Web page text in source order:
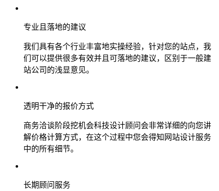
专业且落地的建议
我们具有各个行业丰富地实操经验，针对您的站点，我
们可以提供很多有效并且可落地的建议，区别于一般建
站公司的浅显意见。
透明干净的报价方式
商务洽谈阶段挖机会科技设计顾问会非常详细的向您讲
解价格计算方式，在这个过程中您会得知网站设计服务
中的所有细节。
长期顾问服务